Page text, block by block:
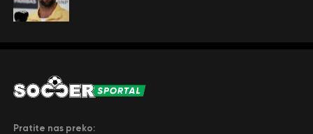
Pratite nas preko: